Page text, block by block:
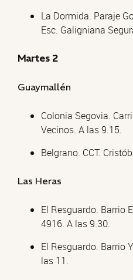
La Dormida. Paraje
Esc. Galigniana
Martes 2
Guaymallén
Colonia Segovia.
Vecinos. A las 9.15.
Belgrano. CCT.
Las Heras
El Resguardo. Barrio
4916. A las 9.30.
El Resguardo. Barrio
las 11.